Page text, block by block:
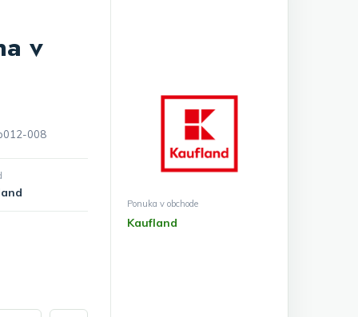
v
008
Ponuka v obchode
Kaufland